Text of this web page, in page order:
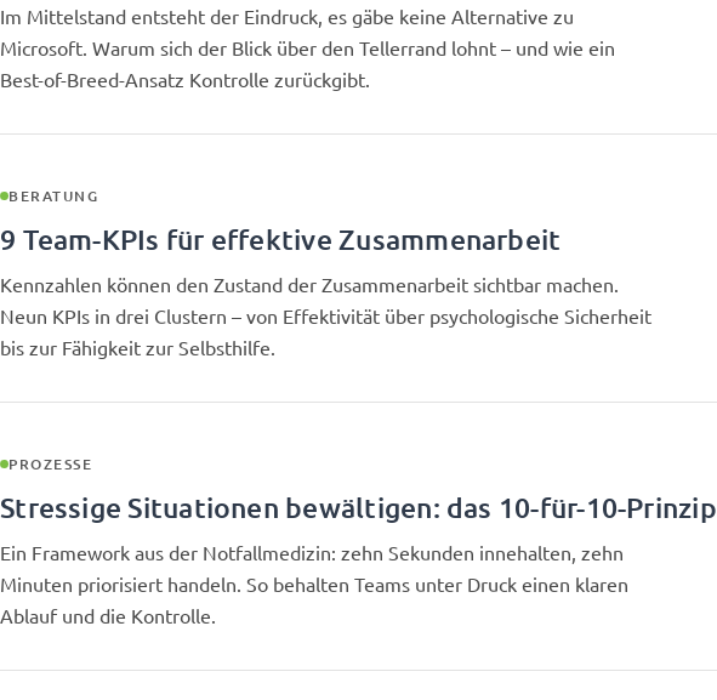
Im Mittelstand entsteht der Eindruck, es gäbe keine Alternative zu
Microsoft. Warum sich der Blick über den Tellerrand lohnt – und wie ein
Best-of-Breed-Ansatz Kontrolle zurückgibt.
BERATUNG
9 Team-KPIs für effektive Zusammenarbeit
Kennzahlen können den Zustand der Zusammenarbeit sichtbar machen.
Neun KPIs in drei Clustern – von Effektivität über psychologische Sicherheit
bis zur Fähigkeit zur Selbsthilfe.
PROZESSE
Stressige Situationen bewältigen: das 10-für-10-Prinzip
Ein Framework aus der Notfallmedizin: zehn Sekunden innehalten, zehn
Minuten priorisiert handeln. So behalten Teams unter Druck einen klaren
Ablauf und die Kontrolle.